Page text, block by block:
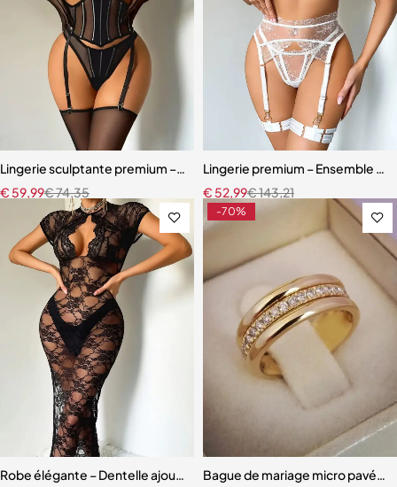
Lingerie sculptante premium – Ensemble cinq pièces en maille ultra-
€74,35
€ 59,99
Lingerie premium – Ensemble
€143,21
€ 52,99
Robe élégante – Dentelle ajourée avec fente haute et effet
-70%
Bague de mariage micro pavée